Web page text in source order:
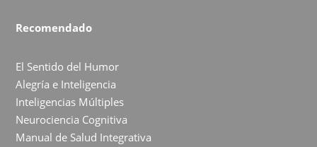
Recomendado
El Sentido del Humor
Alegría e Inteligencia
Inteligencias Múltiples
Neurociencia Cognitiva
Manual de Salud Integrativa